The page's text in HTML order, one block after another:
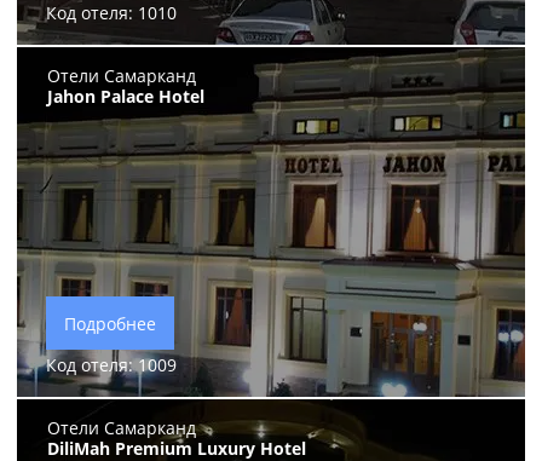
Код отеля: 1010
Отели Самарканд
Jahon Palace Hotel
Подробнее
Код отеля: 1009
Отели Самарканд
DiliMah Premium Luxury Hotel